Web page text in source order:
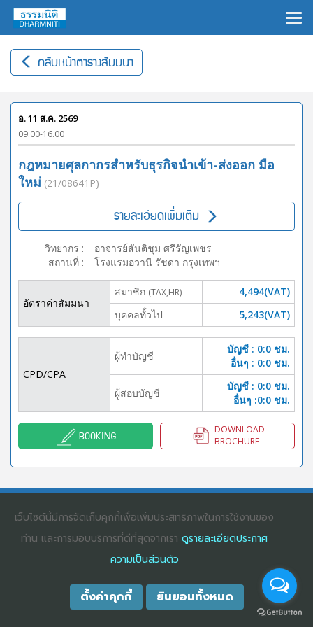
กลับหน้าตารางสัมมนา
อ. 11 ส.ค. 2569
09.00-16.00
กฎหมายศุลกากรสำหรับธุรกิจนำเข้า-ส่งออก มือ
ใหม่ (21/08641P)
รายละเอียดเพิ่มเติม
วิทยากร :
อาจารย์สันติชุม ศรีรัญเพชร
สถานที่ : โรงแรมอวานี รัชดา กรุงเทพฯ
อัตราค่าสัมมนา
สมาชิก (TAX,HR)
4,494(VAT)
บุคคลทั้่วไป
5,243(VAT)
CPD/CPA
ผู้ทำบัญชี
บัญชี : 0:0 ชม.
อื่นๆ : 0:0 ชม.
ผู้สอบบัญชี
บัญชี : 0:0 ชม.
อื่นๆ :0:0 ชม.
BOOKING
DOWNLOAD
BROCHURE
RIGHTS RESERVED. E-COMMERCIAL REGISTRATION 0105529026680
เว็บไซต์นี้มีการจัดเก็บคุกกี้เพื่อเพิ่มประสิทธิภาพในการใช้งานของ
ท่าน และการมอบบริการที่ดีที่สุดจากเรา ดูรายละเอียดประกาศ
ความเป็นส่วนตัว
ตั้งค่าคุกกี้ ยินยอมทั้งหมด
×